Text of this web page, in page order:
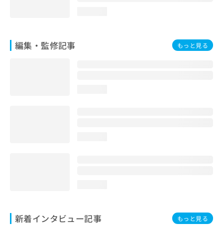
編集・監修記事 もっと見る
新着インタビュー記事 もっと見る